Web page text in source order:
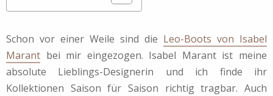
Schon vor einer Weile sind die Leo-Boots von Isabel
Marant bei mir eingezogen. Isabel Marant ist meine
absolute Lieblings-Designerin und ich finde ihr
Kollektionen Saison für Saison richtig tragbar. Auch